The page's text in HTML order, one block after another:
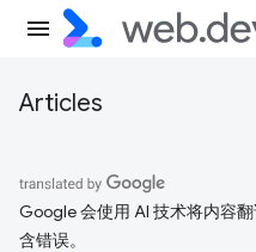
Articles
Google 会使用 AI 技术将内容
含错误。